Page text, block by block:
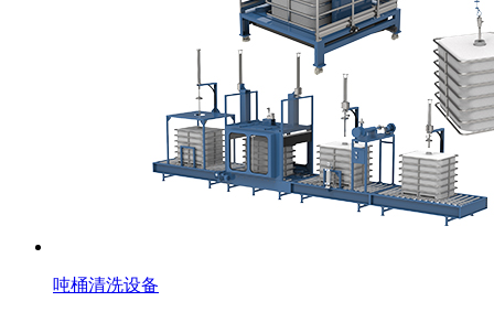
吨桶清洗设备